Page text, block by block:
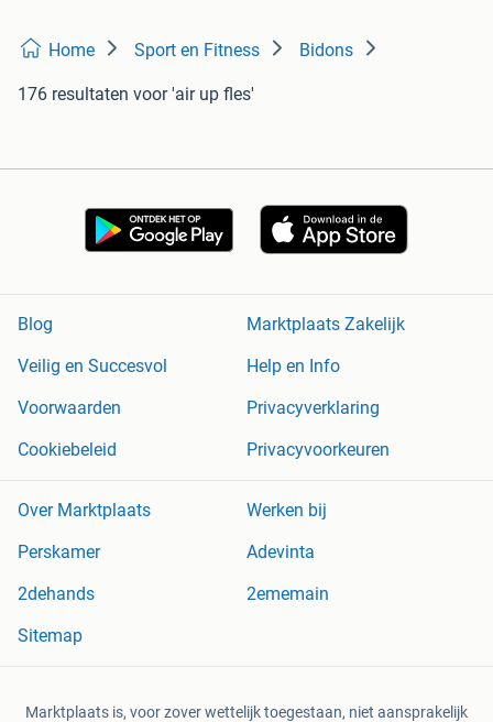
Home Sport en Fitness Bidons
176 resultaten voor 'air up fles'
Blog
Marktplaats Zakelijk
Veilig en Succesvol
Help en Info
Voorwaarden
Privacyverklaring
Cookiebeleid
Privacyvoorkeuren
Over Marktplaats
Werken bij
Perskamer
Adevinta
2dehands
2ememain
Sitemap
Marktplaats is, voor zover wettelijk toegestaan, niet aansprakelijk